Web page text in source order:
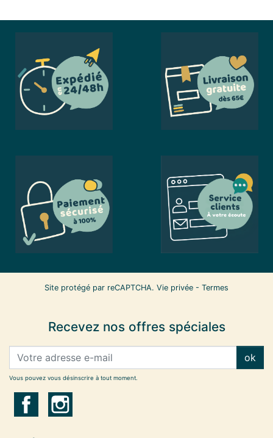
Site protégé par reCAPTCHA. Vie privée - Termes
Recevez nos offres spéciales
ok
Vous pouvez vous désinscrire à tout moment.